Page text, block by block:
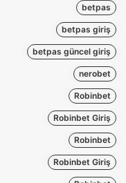
betpas
betpas giriş
betpas güncel giriş
nerobet
Robinbet
Robinbet Giriş
Robinbet
Robinbet Giriş